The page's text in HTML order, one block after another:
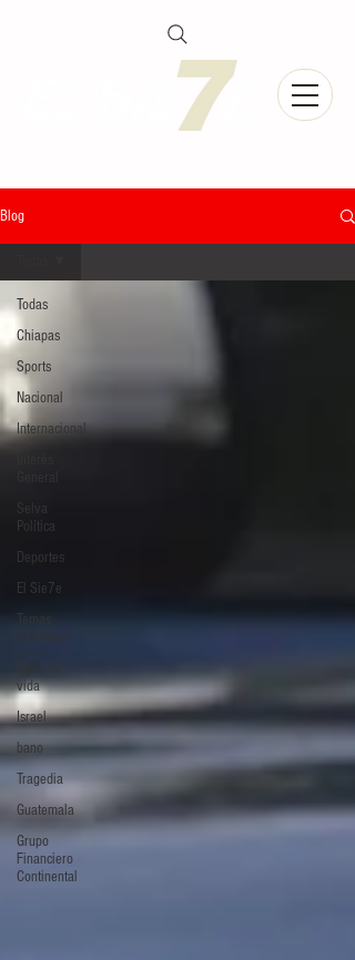
Blog
Todas
Chiapas
Sports
Nacional
Internacional
Selva
Política
Deportes
El Sie7e
Temas
vida
Israel
bano
Tragedia
Guatemala
Grupo
Financiero
Continental